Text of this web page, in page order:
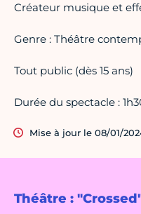
Théâtre :
Créateur musique et
Genre : Théâtre
Tout public (dès 15 ans)
Durée du spectacle :
Mise à jour le 08/01/